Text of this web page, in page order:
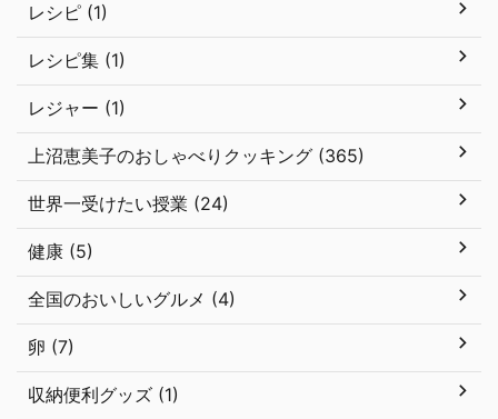
レシピ (1)
レシピ集 (1)
レジャー (1)
上沼恵美子のおしゃべりクッキング (365)
世界一受けたい授業 (24)
健康 (5)
全国のおいしいグルメ (4)
卵 (7)
収納便利グッズ (1)